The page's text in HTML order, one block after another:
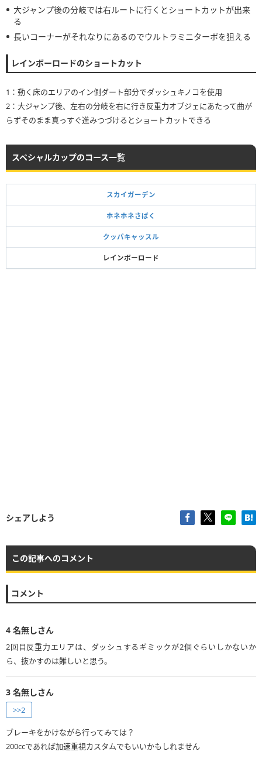
大ジャンプ後の分岐では右ルートに行くとショートカットが出来
る
長いコーナーがそれなりにあるのでウルトラミニターボを狙える
レインボーロードのショートカット
1：動く床のエリアのイン側ダート部分でダッシュキノコを使用
2：大ジャンプ後、左右の分岐を右に行き反重力オブジェにあたって曲が
らずそのまま真っすぐ進みつづけるとショートカットできる
スペシャルカップのコース一覧
スカイガーデン
ホネホネさばく
クッパキャッスル
レインボーロード
シェアしよう
この記事へのコメント
コメント
4 名無しさん
2回目反重力エリアは、ダッシュするギミックが2個ぐらいしかないか
ら、抜かすのは難しいと思う。
3 名無しさん
>>2
ブレーキをかけながら行ってみては？
200ccであれば加速重視カスタムでもいいかもしれません